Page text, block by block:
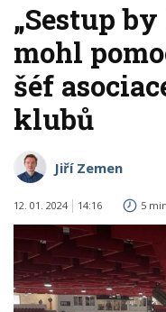
„Sestup
mohl
šéf
klubů
Jiří Zemen
12. 01. 2024 14:16 5